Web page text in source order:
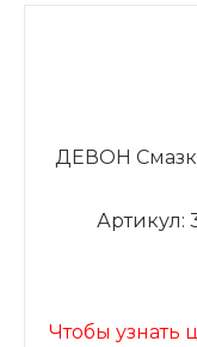
ДЕВОН
Артикул:
Чтобы узнать